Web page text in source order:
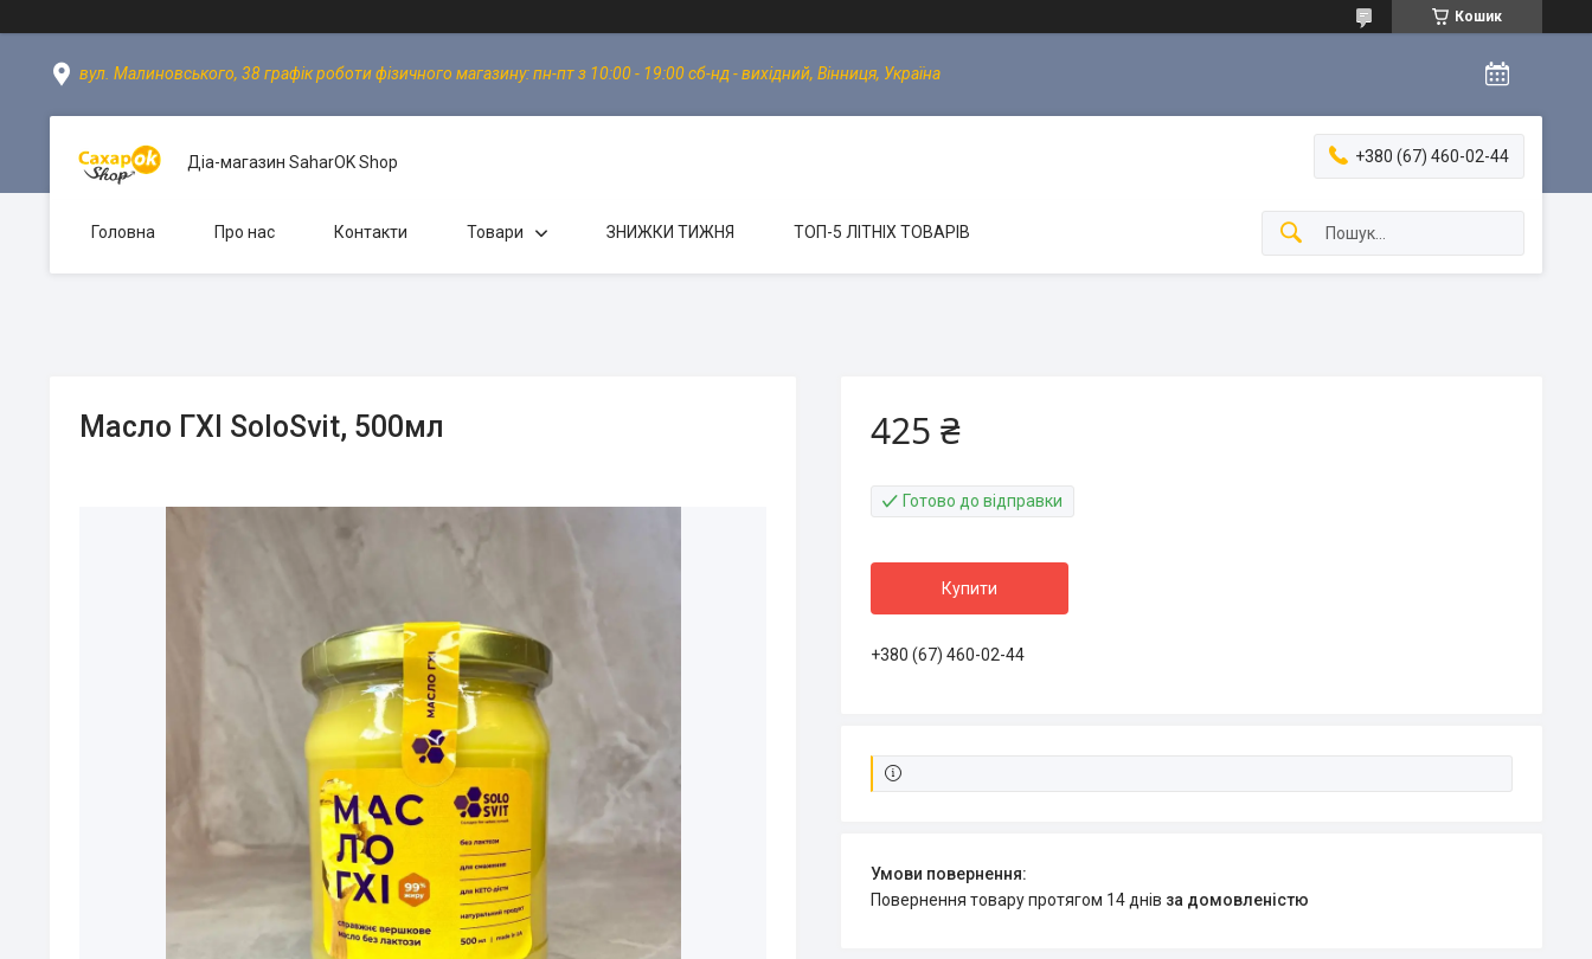
Кошик
вул. Малиновського, 38 графік роботи фізичного магазину: пн-пт з 10:00 - 19:00 сб-нд - вихідний, Вінниця, Україна
Діа-магазин SaharOK Shop +380 (67) 460-02-44
Головна Про нас Контакти Товари ЗНИЖКИ ТИЖНЯ ТОП-5 ЛІТНІХ ТОВАРІВ
Масло ГХІ SoloSvit, 500мл 425 ₴
Готово до відправки
Купити
+380 (67) 460-02-44
повернення товару протягом 14 днів за домовленістю